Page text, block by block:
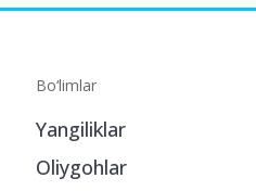
Bo‘limlar
Yangiliklar
Oliygohlar